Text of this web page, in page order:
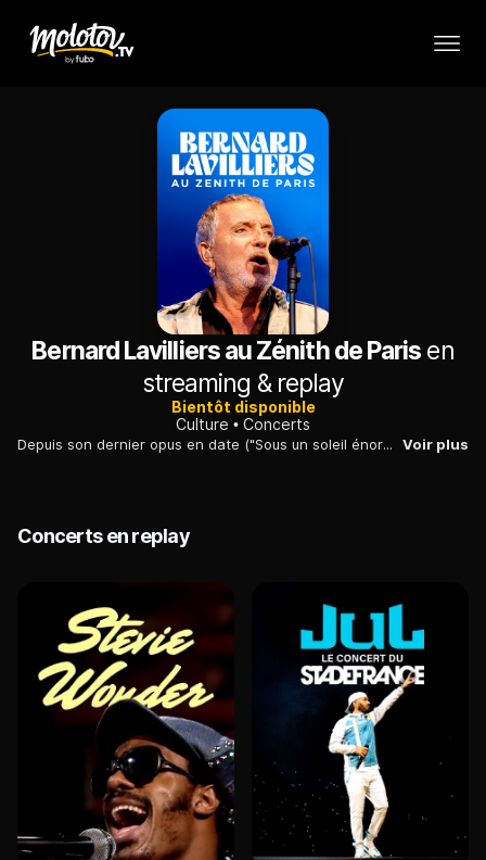
Bernard Lavilliers au Zénith de Paris en
streaming & replay
Bientôt disponible
Culture
Concerts
Depuis son dernier opus en date ("Sous un soleil énorme" paru en 2021) Bernard Lavilliers s'est rendu aux quatre coins de la France pour une tournée de plusieurs mois se terminant à Paris, au Zénith. Voir plus
Concerts en replay